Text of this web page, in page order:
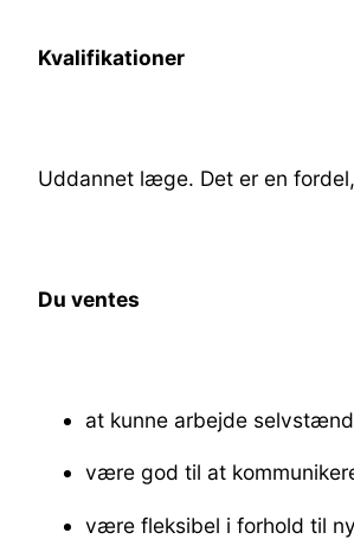
Kvalifikationer
Uddannet læge. Det er en
Du ventes
at kunne arbejde
være god til at
være fleksibel i forhold til